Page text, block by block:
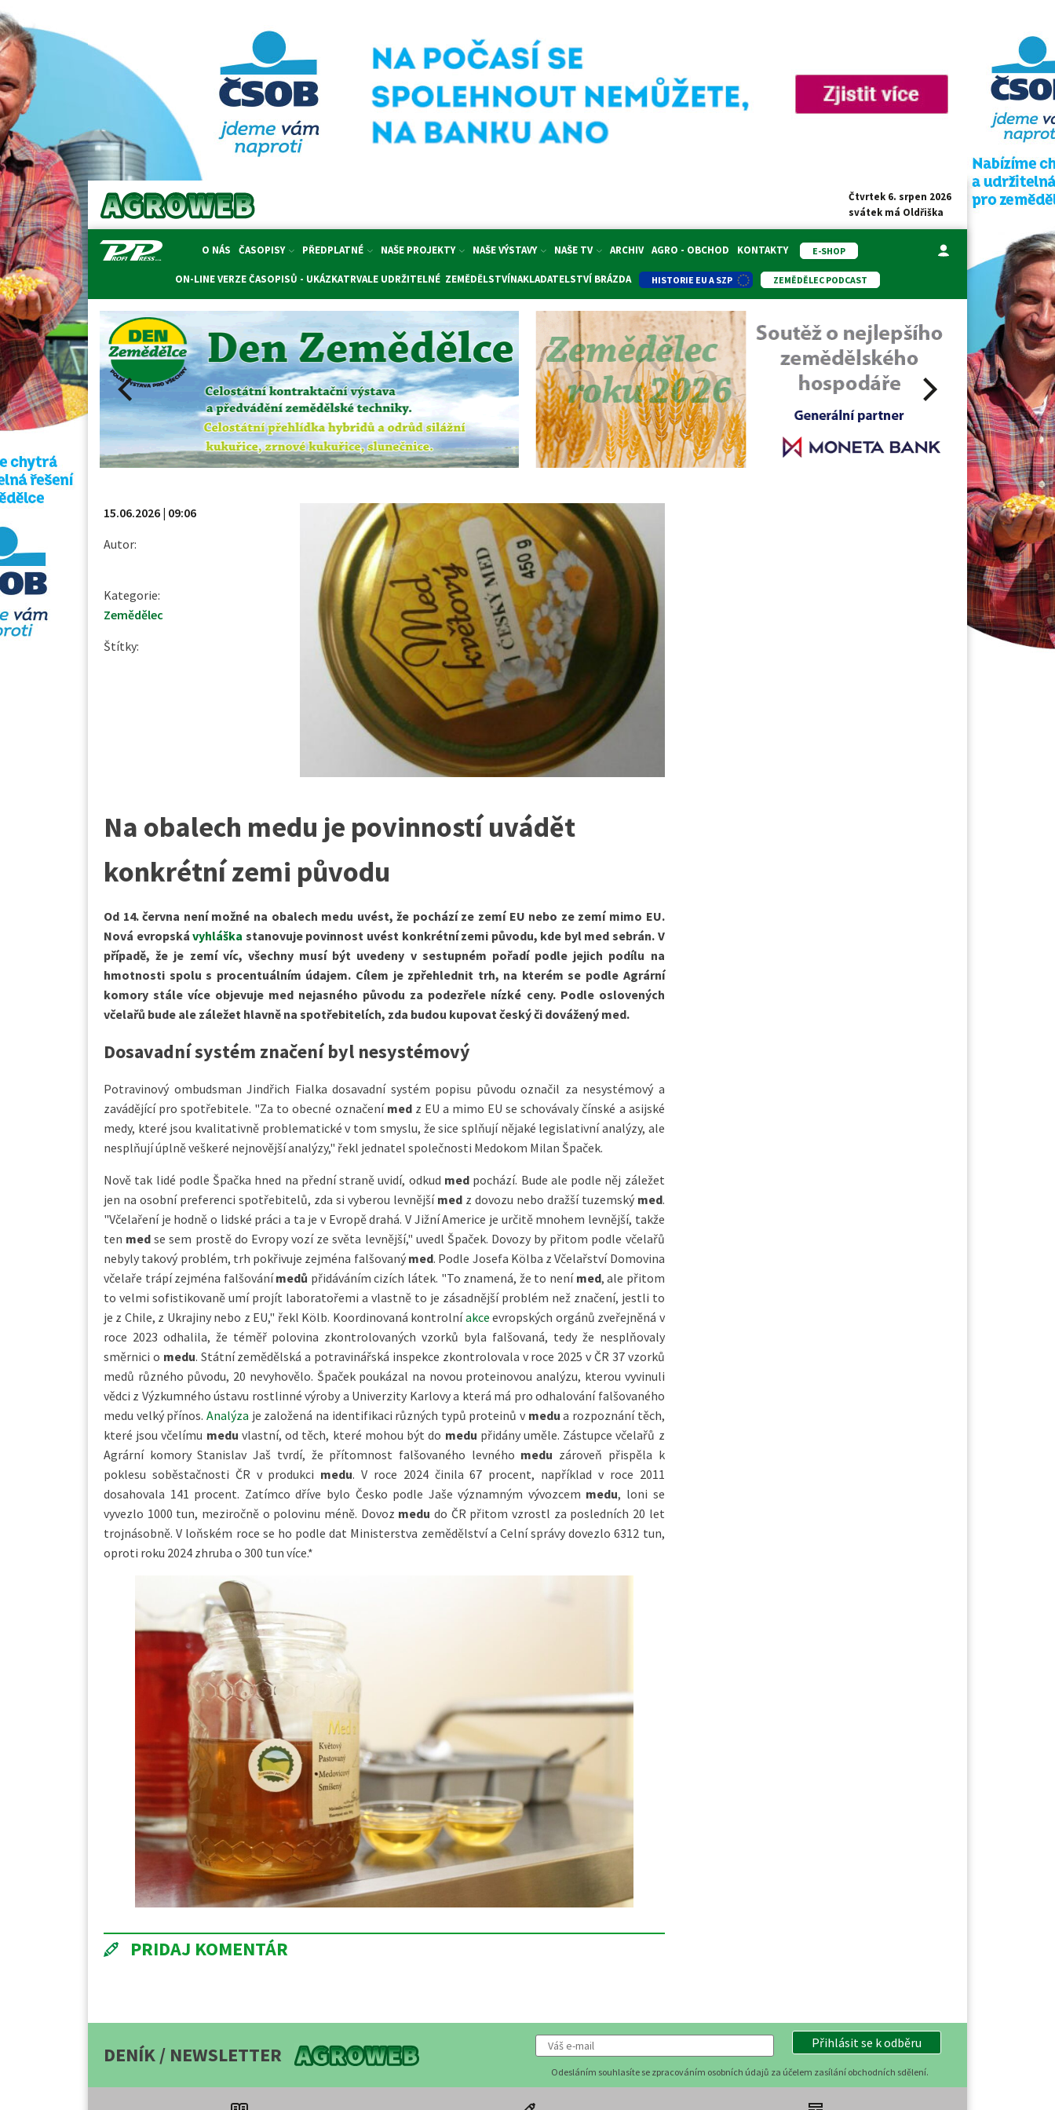
Čtvrtek 6. srpen 2026
svátek má Oldřiška
O NÁS ČASOPISY PŘEDPLATNÉ NAŠE PROJEKTY NAŠE VÝSTAVY NAŠE TV ARCHIV AGRO - OBCHOD KONTAKTY E-SHOP
ON-LINE VERZE ČASOPISŮ - UKÁZKATRVALE UDRŽITELNÉ ZEMĚDĚLSTVÍNAKLADATELSTVÍ BRÁZDA HISTORIE EU A SZP ZEMĚDĚLEC PODCAST
15.06.2026 | 09:06
Autor:
Kategorie:
Zemědělec
Štítky:
Na obalech medu je povinností uvádět
konkrétní zemi původu
Od 14. června není možné na obalech medu uvést, že pochází ze zemí EU nebo ze zemí mimo EU.
Nová evropskávyhláška stanovuje povinnost uvést konkrétní zemi původu, kde byl med sebrán. V
případě, že je zemí víc, všechny musí být uvedeny v sestupném pořadí podle jejich podílu na
hmotnosti spolu s procentuálním údajem. Cílem je zpřehlednit trh, na kterém se podle Agrární
komory stále více objevuje med nejasného původu za podezřele nízké ceny. Podle oslovených
včelařů bude ale záležet hlavně na spotřebitelích, zda budou kupovat český či dovážený med.
Dosavadní systém značení byl nesystémový
Potravinový ombudsman Jindřich Fialka dosavadní systém popisu původu označil za nesystémový a
zavádějící pro spotřebitele. "Za to obecné označení medz EU a mimo EU se schovávaly čínské a asijské
medy, které jsou kvalitativně problematické v tom smyslu, že sice splňují nějaké legislativní analýzy, ale
nesplňují úplně veškeré nejnovější analýzy," řekl jednatel společnosti Medokom Milan Špaček.
Nově tak lidé podle Špačka hned na přední straně uvidí, odkud med pochází. Bude ale podle něj záležet
jen na osobní preferenci spotřebitelů, zda si vyberou levnější medz dovozu nebo dražší tuzemský med.
"Včelaření je hodně o lidské práci a ta je v Evropě drahá. V Jižní Americe je určitě mnohem levnější, takže
ten med se sem prostě do Evropy vozí ze světa levnější," uvedl Špaček. Dovozy by přitom podle včelařů
nebyly takový problém, trh pokřivuje zejména falšovaný med. Podle Josefa Kölba z Včelařství Domovina
včelaře trápí zejména falšovánímedů přidáváním cizích látek. "To znamená, že to není med, ale přitom
to velmi sofistikovaně umí projít laboratořemi a vlastně to je zásadnější problém než značení, jestli to
je z Chile, z Ukrajiny nebo z EU," řekl Kölb. Koordinovaná kontrolníakce evropských orgánů zveřejněná v
roce 2023 odhalila, že téměř polovina zkontrolovaných vzorků byla falšovaná, tedy že nesplňovaly
směrnici o medu. Státní zemědělská a potravinářská inspekce zkontrolovala v roce 2025 v ČR 37 vzorků
medů různého původu, 20 nevyhovělo. Špaček poukázal na novou proteinovou analýzu, kterou vyvinuli
vědci z Výzkumného ústavu rostlinné výroby a Univerzity Karlovy a která má pro odhalování falšovaného
medu velký přínos. Analýza je založená na identifikaci různých typů proteinů v medu a rozpoznání těch,
které jsou včelímu medu vlastní, od těch, které mohou být do medu přidány uměle. Zástupce včelařů z
Agrární komory Stanislav Jaš tvrdí, že přítomnost falšovaného levného medu zároveň přispěla k
poklesu soběstačnosti ČR v produkci medu. V roce 2024 činila 67 procent, například v roce 2011
dosahovala 141 procent. Zatímco dříve bylo Česko podle Jaše významným vývozcem medu, loni se
vyvezlo 1000 tun, meziročně o polovinu méně. Dovoz medu do ČR přitom vzrostl za posledních 20 let
trojnásobně. V loňském roce se ho podle dat Ministerstva zemědělství a Celní správy dovezlo 6312 tun,
oproti roku 2024 zhruba o 300 tun více.*
PRIDAJ KOMENTÁR
DENÍK / NEWSLETTER Přihlásit se k odběru
Odesláním souhlasíte se zpracováním osobních údajů za účelem zasílání obchodních sdělení.